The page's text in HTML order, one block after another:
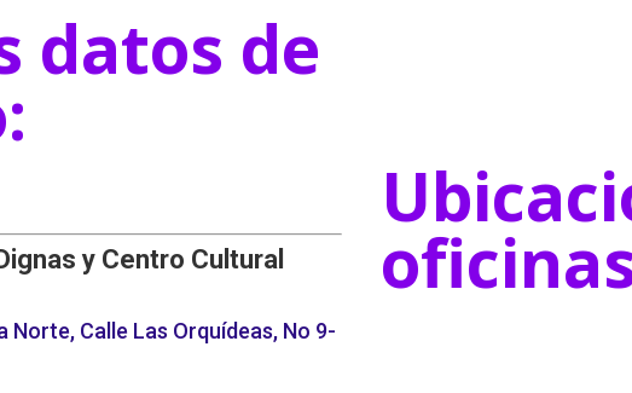
datos de
y Centro Cultural
Norte, Calle Las Orquídeas, No 9-